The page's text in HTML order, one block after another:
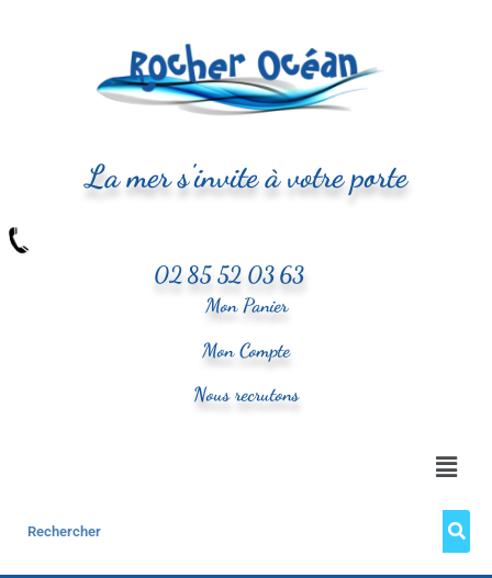
La mer s'invite à votre porte
02 85 52 03 63
Mon Panier
Mon Compte
Nous recrutons